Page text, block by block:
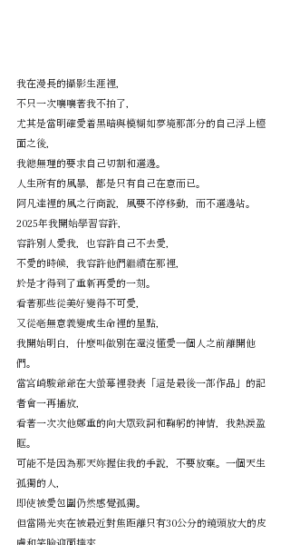
我在漫長的攝影生涯裡，
不只一次嚷嚷著我不拍了，
尤其是當明確愛着黑暗與模糊如夢境那部分的自己浮上檯
面之後，
我總無理的要求自己切割和選邊。
人生所有的風暴，都是只有自己在意而已。
阿凡達裡的風之行商說，風要不停移動，而不選邊站。
2025年我開始學習容許，
容許別人愛我，也容許自己不去愛，
不愛的時候，我容許他們繼續在那裡，
於是才得到了重新再愛的一刻。
看著那些從美好變得不可愛，
又從毫無意義變成生命裡的星點，
我開始明白，什麼叫做別在還沒懂愛一個人之前離開他
們。
當宮崎駿爺爺在大螢幕裡發表「這是最後一部作品」的記
者會一再播放，
看著一次次他鄭重的向大眾致詞和鞠躬的神情，我熱淚盈
眶。
可能不是因為那天妳握住我的手說，不要放棄。一個天生
孤獨的人，
即使被愛包圍仍然感覺孤獨。
但當陽光夾在被最近對焦距離只有30公分的鏡頭放大的皮
膚和笑臉迎面撲來，